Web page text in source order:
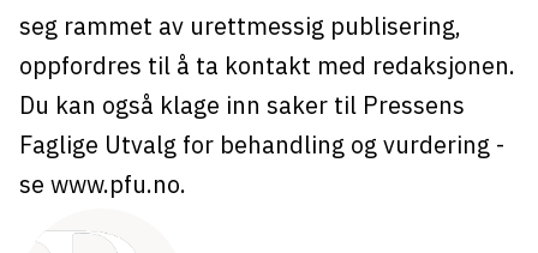
seg rammet av urettmessig publisering,
oppfordres til å ta kontakt med redaksjonen.
Du kan også klage inn saker til Pressens
Faglige Utvalg for behandling og vurdering -
se www.pfu.no.